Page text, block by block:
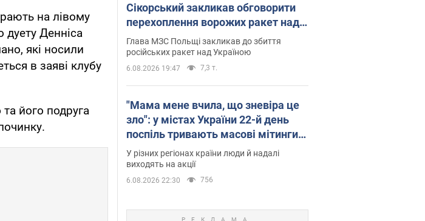
на лівому
дуету Денніса
які носили
в заяві клубу
його подруга
Сікорський закликав обговорити
перехоплення ворожих ракет над
Україною
Глава МЗС Польщі закликав до збиття
російських ракет над Україною
6.08.2026 19:47 7,3 т.
"Мама мене вчила, що зневіра це
зло": у містах України 22-й день
поспіль тривають масові мітинги
за повернення Федорова. Фото і
відео
У різних регіонах країни люди й надалі
виходять на акції
6.08.2026 22:30 756